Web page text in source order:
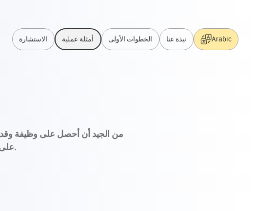
الاستشارة أمثلة عملية الخطوات الأولى نبذة عنا Arabic
من الجيد أن أحصل على وظيفة
على مكان في الحضانة. لقد وصلت الآن إلى المنزل.